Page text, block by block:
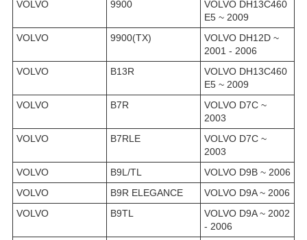
VOLVO 9900
VOLVO DH13C460
E5 ~ 2009
VOLVO
9900(TX)
VOLVO DH12D ~
2001 - 2006
VOLVO
B13R
VOLVO DH13C460
E5 ~ 2009
VOLVO
B7R
VOLVO D7C ~
2003
VOLVO
B7RLE
VOLVO D7C ~
2003
VOLVO
B9L/TL
VOLVO D9B ~ 2006
VOLVO
B9R ELEGANCE
VOLVO D9A ~ 2006
VOLVO
B9TL
VOLVO D9A ~ 2002
- 2006